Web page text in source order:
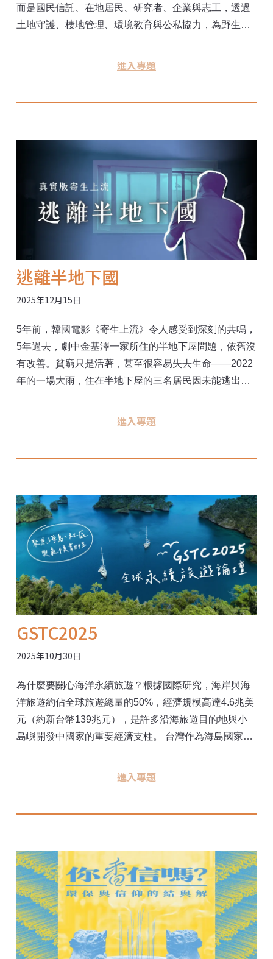
而是國民信託、在地居民、研究者、企業與志工，透過
土地守護、棲地管理、環境教育與公私協力，為野生動
例，從埼玉的都市棲地保育、小網代之森的流域治理，
進入專題
逃離半地下國
2025年12月15日
5年前，韓國電影《寄生上流》令人感受到深刻的共鳴，
5年過去，劇中金基澤一家所住的半地下屋問題，依舊沒
有改善。貧窮只是活著，甚至很容易失去生命——2022
年的一場大雨，住在半地下屋的三名居民因未能逃出而
居住權團體，從曾在半地下屋住過的居民口裡，聆聽他
拆不得？ 首爾尋半地下屋的新解方 災害嚴重到119打不
通 韓國從空等轉向社區防災：「我們也該做點什麼」 這
系列報導開啟了許多過去未曾深入檢視的問題，我們反
思台灣的防災意識： 蘇澳鎮蘇北社區：從梅姬風災中站
起刻劃在人們心中的防災意識 （延伸閱讀） 10年10萬
張歷史照片 堰塞湖、土砂災害在台灣：陳振宇用資料庫
強化防災意識 （延伸閱讀） 當氣候成災，弱勢者更弱
Safety under Extreme Weather: Taiwan vs. Korea
進入專題
GSTC2025
2025年10月30日
為什麼要關心海洋永續旅遊？根據國際研究，海岸與海
洋旅遊約佔全球旅遊總量的50%，經濟規模高達4.6兆美
元（約新台幣139兆元），是許多沿海旅遊目的地與小
島嶼開發中國家的重要經濟支柱。 台灣作為海島國家，
離島村落多以漁業為主，但隨著時代變遷、人口外移與
大挑戰。 環資特約記者遠赴斐濟，參加GSTC2025全球
永續旅遊論壇，帶回國際最新的永續旅遊趨勢，並回
望、反思台灣觀光的發展，期盼與眾人共思，如何為四
面環海的群島之國，探索屬於台灣的永續藍圖。
進入專題